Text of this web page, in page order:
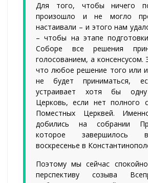
Для того, чтобы ничего
произошло и не могло
настаивали – и этого нам
– чтобы на этапе
Соборе все решения
голосованием, а консенсусом.
что любое решение того или
не будет приниматься,
устраивает хотя бы
Церковь, если нет полного
Поместных Церквей.
добились на собрании
которое завершилось
воскресенье в
Поэтому мы сейчас
перспективу созыва